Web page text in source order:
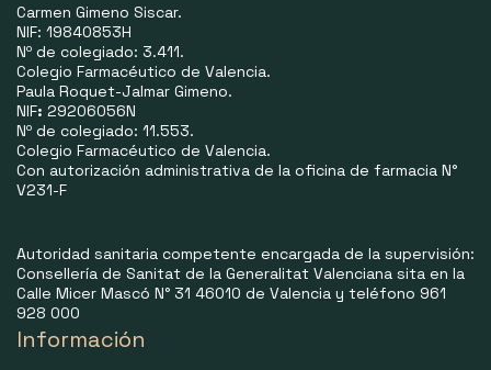
Carmen Gimeno Siscar.
NIF: 19840853H
Nº de colegiado: 3.411.
Colegio Farmacéutico de Valencia.
Paula Roquet-Jalmar Gimeno.
NIF: 29206056N
Nº de colegiado: 11.553.
Colegio Farmacéutico de Valencia.
Con autorización administrativa de la oficina de farmacia N°
V231-F
Autoridad sanitaria competente encargada de la supervisión:
Consellería de Sanitat de la Generalitat Valenciana sita en la
Calle Micer Mascó N° 31 46010 de Valencia y teléfono 961
928 000
Información